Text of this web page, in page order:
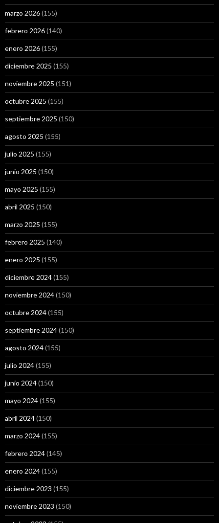
marzo 2026(155)
febrero 2026(140)
enero 2026(155)
diciembre 2025 (155)
noviembre 2025 (151)
octubre 2025 (155)
septiembre 2025 (150)
agosto 2025 (155)
julio 2025 (155)
junio 2025 (150)
mayo 2025 (155)
abril 2025 (150)
marzo 2025 (155)
febrero 2025 (140)
enero 2025 (155)
diciembre 2024(155)
noviembre 2024(150)
octubre 2024(155)
septiembre 2024(150)
agosto 2024(155)
julio 2024(155)
junio 2024(150)
mayo 2024(155)
abril 2024(150)
marzo 2024(155)
febrero 2024(145)
enero 2024(155)
diciembre 2023 (155)
noviembre 2023 (150)